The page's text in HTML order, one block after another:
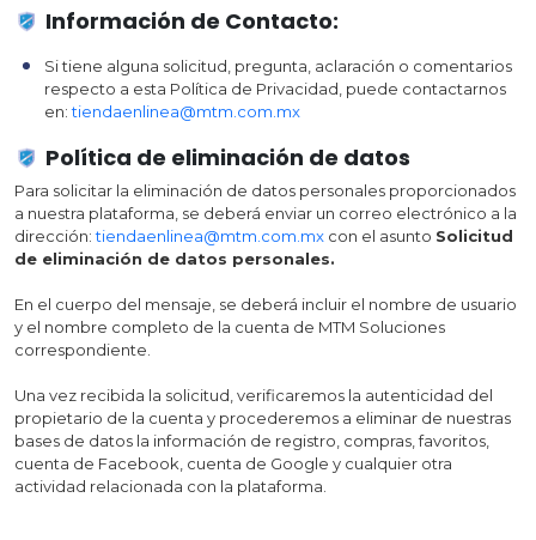
Información de Contacto:
Si tiene alguna solicitud, pregunta, aclaración o comentarios
respecto a esta Política de Privacidad, puede contactarnos
en: tiendaenlinea@mtm.com.mx
Política de eliminación de datos
Para solicitar la eliminación de datos personales proporcionados
a nuestra plataforma, se deberá enviar un correo electrónico a la
dirección: tiendaenlinea@mtm.com.mx con el asunto Solicitud
de eliminación de datos personales.
En el cuerpo del mensaje, se deberá incluir el nombre de usuario
y el nombre completo de la cuenta de MTM Soluciones
correspondiente.
Una vez recibida la solicitud, verificaremos la autenticidad del
propietario de la cuenta y procederemos a eliminar de nuestras
bases de datos la información de registro, compras, favoritos,
cuenta de Facebook, cuenta de Google y cualquier otra
actividad relacionada con la plataforma.